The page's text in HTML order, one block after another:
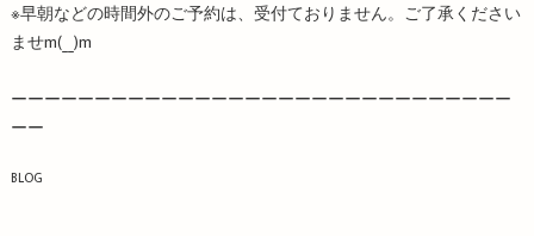
※早朝などの時間外のご予約は、受付ておりません。ご了承ください
ませm(__ )m
ーーーーーーーーーーーーーーーーーーーーーーーーーーーーーー
ーー
BLOG